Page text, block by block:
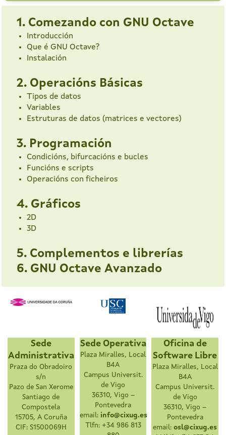
1. Comezando con GNU Octave
Introducción
Que é GNU Octave?
Instalación
2. Operacións Básicas
Tipos de datos
Variables
Estruturas de datos (matrices e vectores)
3. Programación
Condicións, bifurcacións e bucles
Funcións e scripts
Operacións con ficheiros
4. Gráficos
2D
3D
5. Complementos e librerías
6. GNU Octave Avanzado
Sede
Administrativa
Praza do Obradoiro
s/n
Pazo de San Xerome
Santiago de
Compostela
15705, A Coruña
CIF: S1500069H
Sede Operativa
Plaza Miralles, Local
B4A
Campus Universit.
de Vigo
36310, Vigo –
Pontevedra
email: info@cixug.es
Tlfn: +34 986 813
Oficina de
Software Libre
Plaza Miralles, Local
B4A
Campus Universit.
de Vigo
36310, Vigo –
Pontevedra
email:osl@cixug.es